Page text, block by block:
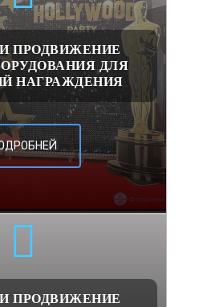
ПРОДВИЖЕНИЕ
ДЛЯ
НАГРАЖДЕНИЯ
ПРОДВИЖЕНИЕ